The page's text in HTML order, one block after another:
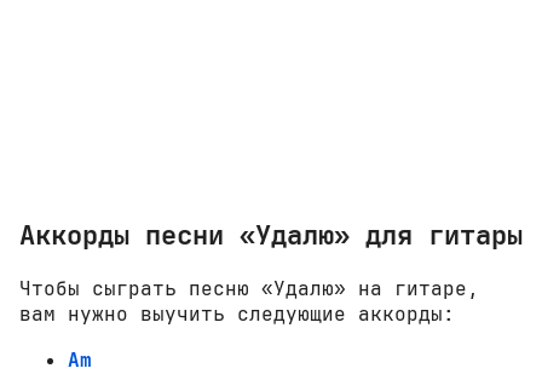
Аккорды песни «Удалю» для гитары
Чтобы сыграть песню «Удалю» на гитаре,
вам нужно выучить следующие аккорды:
Am